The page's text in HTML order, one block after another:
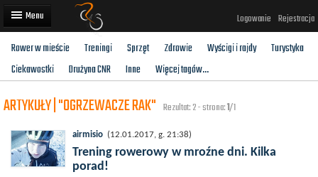
Logowanie Rejestracja
Artykuły
Użytkownicy
Rower w mieście Treningi Sprzęt Zdrowie Wyścigi i rajdy
Turystyka
Ciekawostki
Drużyna CNR Inne Więcej tagów...
ARTYKUŁY | "OGRZEWACZE RAK" Rezultat: 2 - strona:1/1
airmisio (12.01.2017, g. 21:38)
Trening rowerowy w mroźne dni. Kilka
porad!